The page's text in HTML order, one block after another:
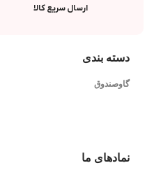
ارسال سریع کالا
دسته بندی
گاوصندوق
نمادهای ما